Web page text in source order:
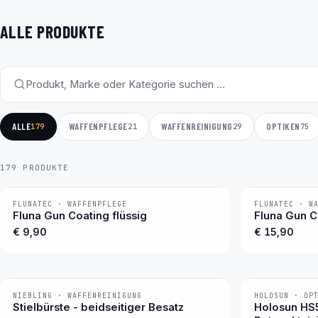
ALLE PRODUKTE
ALLE179 WAFFENPFLEGE21 WAFFENREINIGUNG 29 OPTIKEN75
179 PRODUKTE
BESTSELLER
FLUNATEC · WAFFENPFLEGE
Fluna Gun Coating flüssig
€ 9,90
BESTSELLER
FLUNATEC ·
Fluna Gun
€ 15,90
BESTSELLER
NIEBLING · WAFFENREINIGUNG
Stielbürste - beidseitiger Besatz
−7 %
HOLOSUN ·
Holosun